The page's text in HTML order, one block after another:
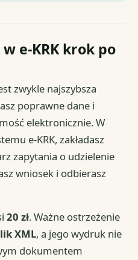
e-KRK krok po
zwykle najszybsza
poprawne dane i
elektronicznie. W
e-KRK, zakładasz
zapytania o udzielenie
wniosek i odbierasz
20 zł. Ważne ostrzeżenie
XML, a jego wydruk nie
dokumentem